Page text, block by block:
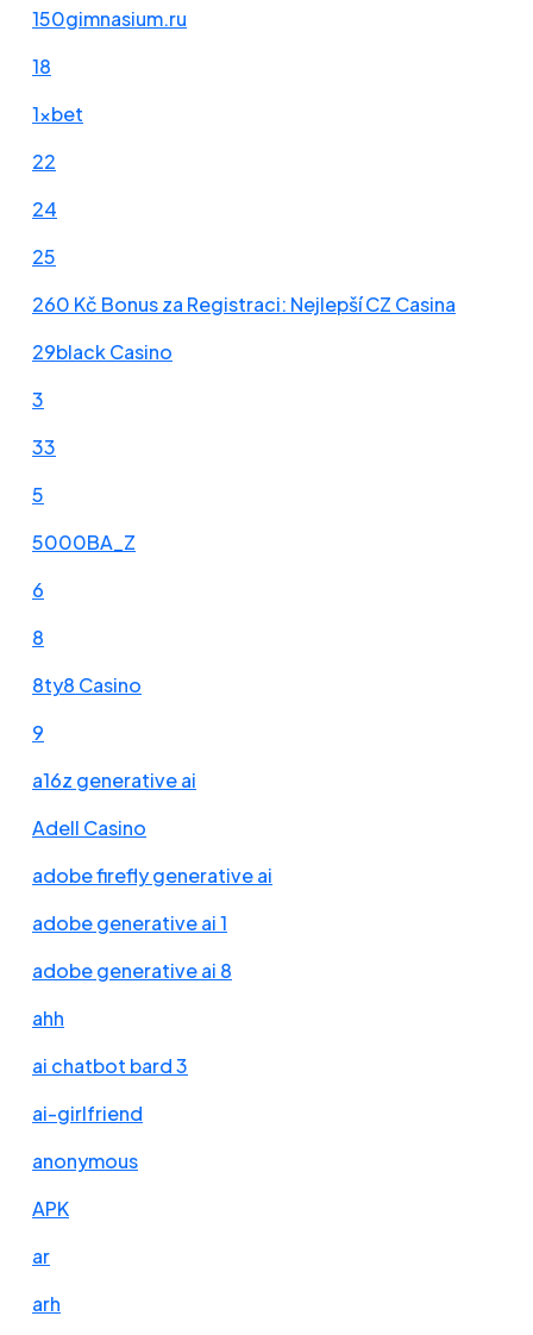
150gimnasium.ru
18
1xbet
22
24
25
260 Kč Bonus za Registraci: Nejlepší CZ Casina
29black Casino
3
33
5
5000BA_Z
6
8
8ty8 Casino
9
a16z generative ai
Adell Casino
adobe firefly generative ai
adobe generative ai 1
adobe generative ai 8
ahh
ai chatbot bard 3
ai-girlfriend
anonymous
APK
ar
arh